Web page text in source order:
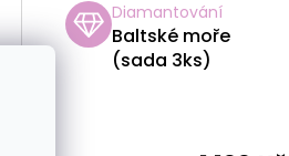
Diamantování
Baltské moře
(sada 3ks)